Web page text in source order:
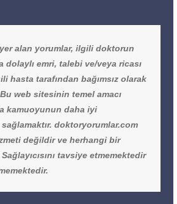
alan yorumlar, ilgili doktorun
dolaylı emri, talebi ve/veya ricası
hasta tarafından bağımsız olarak
Bu web sitesinin temel amacı
kamuoyunun daha iyi
doktoryorumlar.com
değildir ve herhangi bir
tavsiye etmemektedir